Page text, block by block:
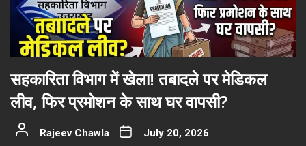
सहकारिता विभाग में खेला! तबादले पर मेडिकल
लीव, फिर प्रमोशन के साथ घर वापसी?
Rajeev Chawla July 20, 2026